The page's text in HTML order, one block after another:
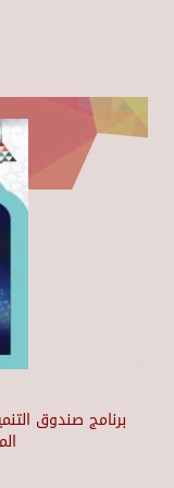
برنامج صندوق